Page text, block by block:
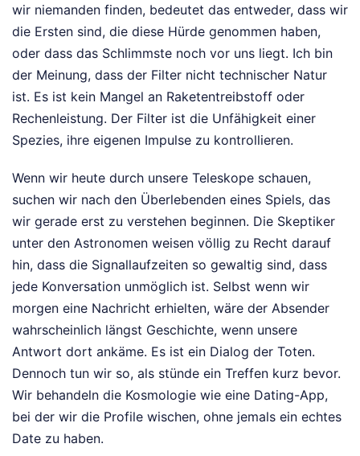
wir niemanden finden, bedeutet das entweder, dass wir
die Ersten sind, die diese Hürde genommen haben,
oder dass das Schlimmste noch vor uns liegt. Ich bin
der Meinung, dass der Filter nicht technischer Natur
ist. Es ist kein Mangel an Raketentreibstoff oder
Rechenleistung. Der Filter ist die Unfähigkeit einer
Spezies, ihre eigenen Impulse zu kontrollieren.
Wenn wir heute durch unsere Teleskope schauen,
suchen wir nach den Überlebenden eines Spiels, das
wir gerade erst zu verstehen beginnen. Die Skeptiker
unter den Astronomen weisen völlig zu Recht darauf
hin, dass die Signallaufzeiten so gewaltig sind, dass
jede Konversation unmöglich ist. Selbst wenn wir
morgen eine Nachricht erhielten, wäre der Absender
wahrscheinlich längst Geschichte, wenn unsere
Antwort dort ankäme. Es ist ein Dialog der Toten.
Dennoch tun wir so, als stünde ein Treffen kurz bevor.
Wir behandeln die Kosmologie wie eine Dating-App,
bei der wir die Profile wischen, ohne jemals ein echtes
Date zu haben.